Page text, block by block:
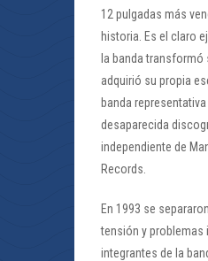
12 pulgadas más
historia. Es el claro
la banda
adquirió su propia
banda representativa
desaparecida
independiente de
Records.
En 1993 se
tensión y problemas
integrantes de la